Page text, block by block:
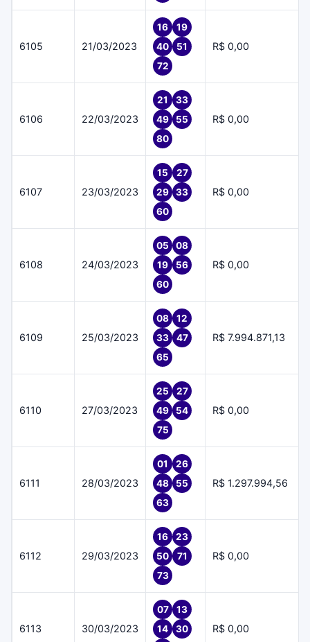
6105 21/03/2023
16
19
40
51
72
R$ 0,00
6106 22/03/2023
21
33
49
55
80
R$ 0,00
6107 23/03/2023
15
27
29
33
60
R$ 0,00
6108 24/03/2023
05
08
19
56
60
R$ 0,00
6109 25/03/2023
08
12
33
47
65
R$ 7.994.871,13
6110 27/03/2023
25
27
49
54
75
R$ 0,00
6111 28/03/2023
01
26
48
55
63
R$ 1.297.994,56
6112 29/03/2023
16
23
50
71
73
R$ 0,00
6113 30/03/2023
07
13
14
30
R$ 0,00